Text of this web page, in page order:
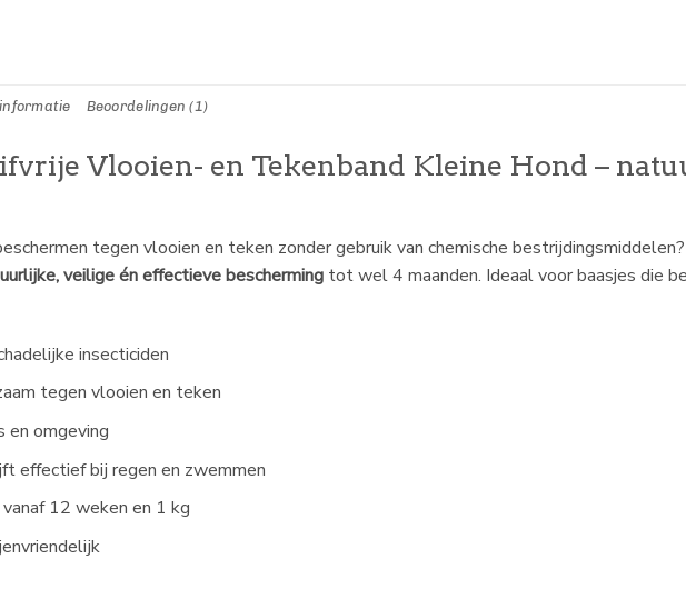
Beoordelingen (1)
Vlooien- en Tekenband Kleine Hond –
tegen vlooien en teken zonder gebruik van chemische
veilige én effectieve bescherming tot wel 4 maanden. Ideaal voor baasjes die
insecticiden
tegen vlooien en teken
en omgeving
effectief bij regen en zwemmen
12 weken en 1 kg